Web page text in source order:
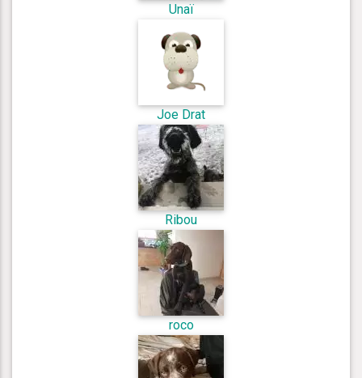
Unaï
Joe Drat
Ribou
roco